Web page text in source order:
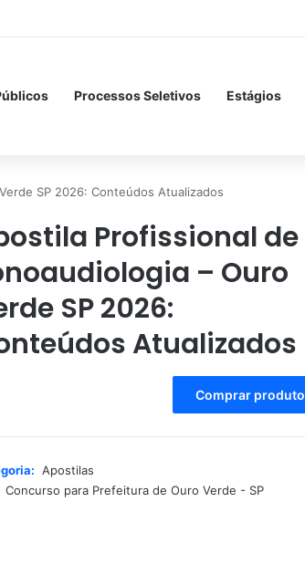
Processos Seletivos Estágios
SP 2026: Conteúdos Atualizados
Profissional de
– Ouro
SP 2026:
Atualizados
Comprar produto
Apostilas
Concurso para Prefeitura de Ouro Verde - SP